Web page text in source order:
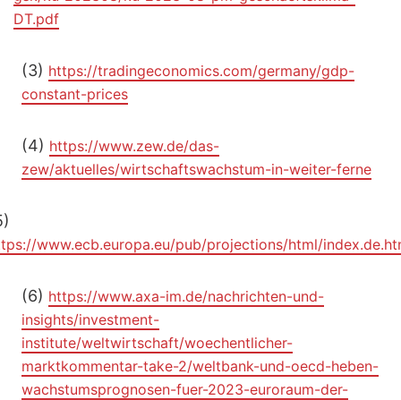
DT.pdf
(3) https://tradingeconomics.com/germany/gdp-
constant-prices
(4) https://www.zew.de/das-
zew/aktuelles/wirtschaftswachstum-in-weiter-ferne
www.ecb.europa.eu/pub/projections/html/
(6) https://www.axa-im.de/nachrichten-und-
insights/investment-
institute/weltwirtschaft/woechentlicher-
marktkommentar-take-2/weltbank-und-oecd-heben-
wachstumsprognosen-fuer-2023-euroraum-der-